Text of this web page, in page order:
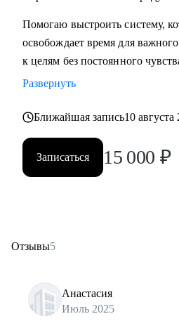
Помогаю выстроить систему,
освобождает время для
к целям без постоянного
Развернуть
Ближайшая запись10 августа
Записаться 15 000 ₽
Отзывы5
Анастасия
Июль 2025